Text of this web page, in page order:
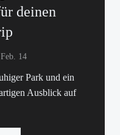
deinen
Feb. 14
Park und ein
Ausblick auf